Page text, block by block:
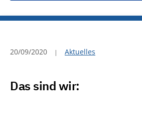
20/09/2020 Aktuelles
Das sind wir: